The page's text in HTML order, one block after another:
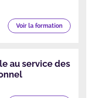
Voir la formation
au service des